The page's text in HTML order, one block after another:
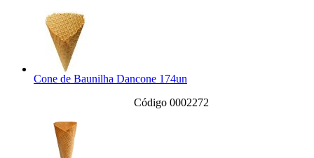
Cone de Baunilha Dancone 174un
Código 0002272